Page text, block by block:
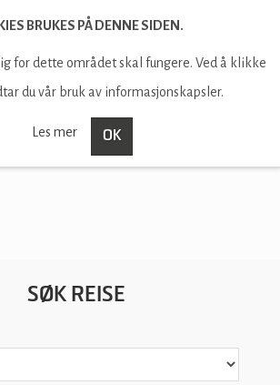
SØK REISE
BRUKES PÅ DENNE SIDEN.
for dette området skal fungere. Ved å klikke
du vår bruk av informasjonskapsler.
Les mer OK